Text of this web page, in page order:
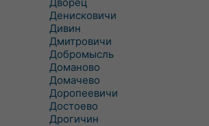
Денисковичи
Дивин
Дмитровичи
Добромысль
Доманово
Домачево
Доропеевичи
Достоево
Дрогичин